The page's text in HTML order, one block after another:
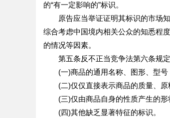
的“有一定影响的”标识。
原告应当举证证明其标识的市场知
综合考虑中国境内相关公众的知悉程
的情况等因素。
第五条反不正当竞争法第六条规定
(一)商品的通用名称、图形、型号
(二)仅仅直接表示商品的质量、原
(三)仅由商品自身的性质产生的形
(四)其他缺乏显著特征的标识。